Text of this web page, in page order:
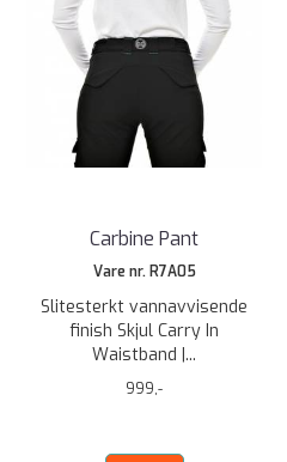
Carbine Pant
Vare nr. R7A05
Slitesterkt vannavvisende
finish Skjul Carry In
Waistband |...
999,-